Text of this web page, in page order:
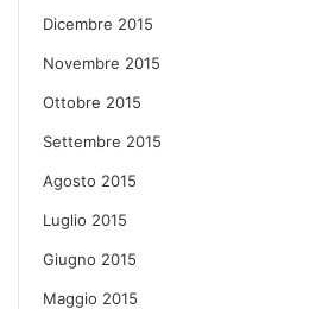
Dicembre 2015
Novembre 2015
Ottobre 2015
Settembre 2015
Agosto 2015
Luglio 2015
Giugno 2015
Maggio 2015